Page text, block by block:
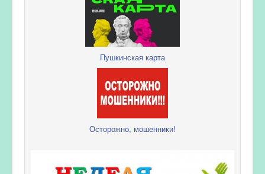
Пушкинская карта
Осторожно, мошенники!